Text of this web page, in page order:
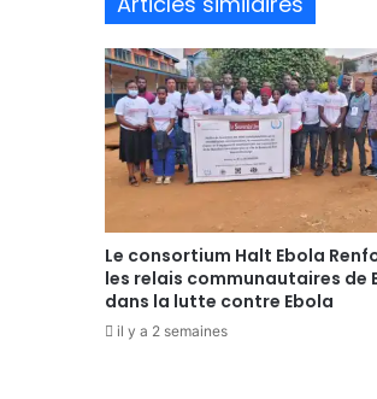
Le consortium Halt Ebola
les relais communautaires de
dans la lutte contre Ebola
il y a 2 semaines